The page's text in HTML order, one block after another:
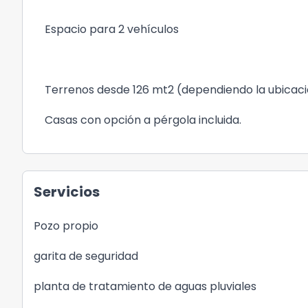
Espacio para 2 vehículos
Terrenos desde 126 mt2 (dependiendo la
Casas con opción a pérgola incluida.
Servicios
Pozo propio
garita de seguridad
planta de tratamiento de aguas pluviales